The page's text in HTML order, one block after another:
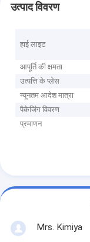
उत्पाद विवरण
हाई लाइट
आपूर्ति की क्षमता
उत्पत्ति के प्लेस
न्यूनतम आदेश मात्रा
पैकेजिंग विवरण
प्रमाणन
Mrs. Kimiya